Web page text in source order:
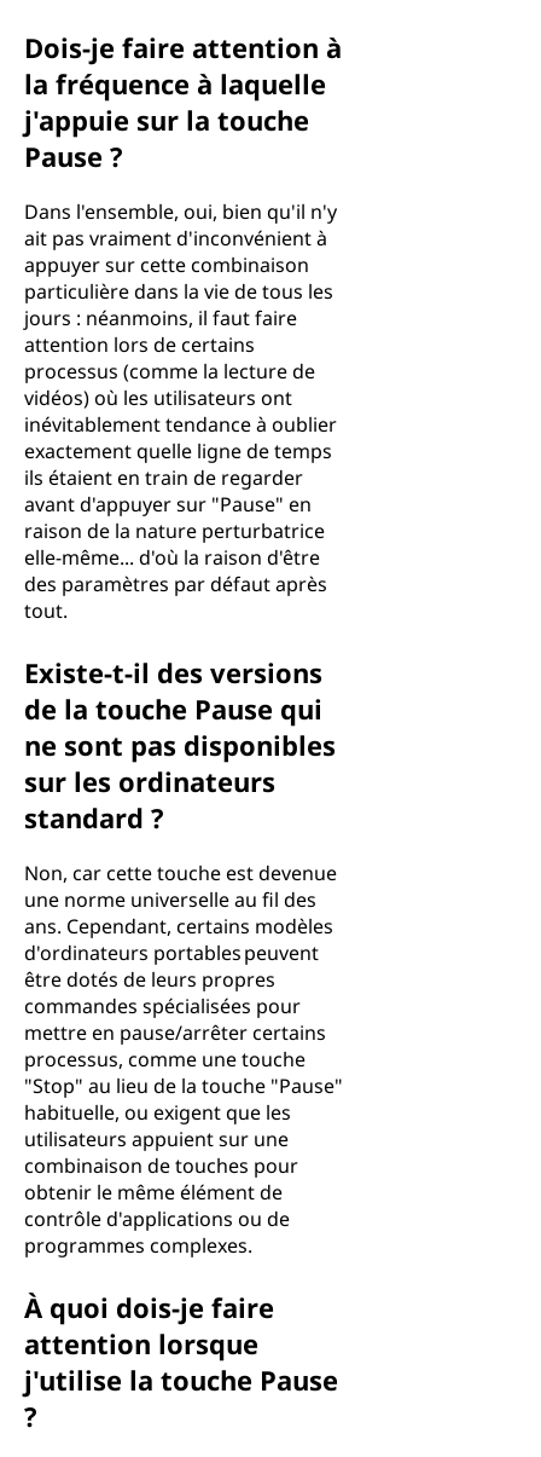
Dois-je faire attention à
la fréquence à laquelle
j'appuie sur la touche
Pause ?
Dans l'ensemble, oui, bien qu'il n'y
ait pas vraiment d'inconvénient à
appuyer sur cette combinaison
particulière dans la vie de tous les
jours : néanmoins, il faut faire
attention lors de certains
processus (comme la lecture de
vidéos) où les utilisateurs ont
inévitablement tendance à oublier
exactement quelle ligne de temps
ils étaient en train de regarder
avant d'appuyer sur "Pause" en
raison de la nature perturbatrice
elle-même... d'où la raison d'être
des paramètres par défaut après
tout.
Existe-t-il des versions
de la touche Pause qui
ne sont pas disponibles
sur les ordinateurs
standard ?
Non, car cette touche est devenue
une norme universelle au fil des
ans. Cependant, certains modèles
d'ordinateurs portables peuvent
être dotés de leurs propres
commandes spécialisées pour
mettre en pause/arrêter certains
processus, comme une touche
"Stop" au lieu de la touche "Pause"
habituelle, ou exigent que les
utilisateurs appuient sur une
combinaison de touches pour
obtenir le même élément de
contrôle d'applications ou de
programmes complexes.
À quoi dois-je faire
attention lorsque
j'utilise la touche Pause
?